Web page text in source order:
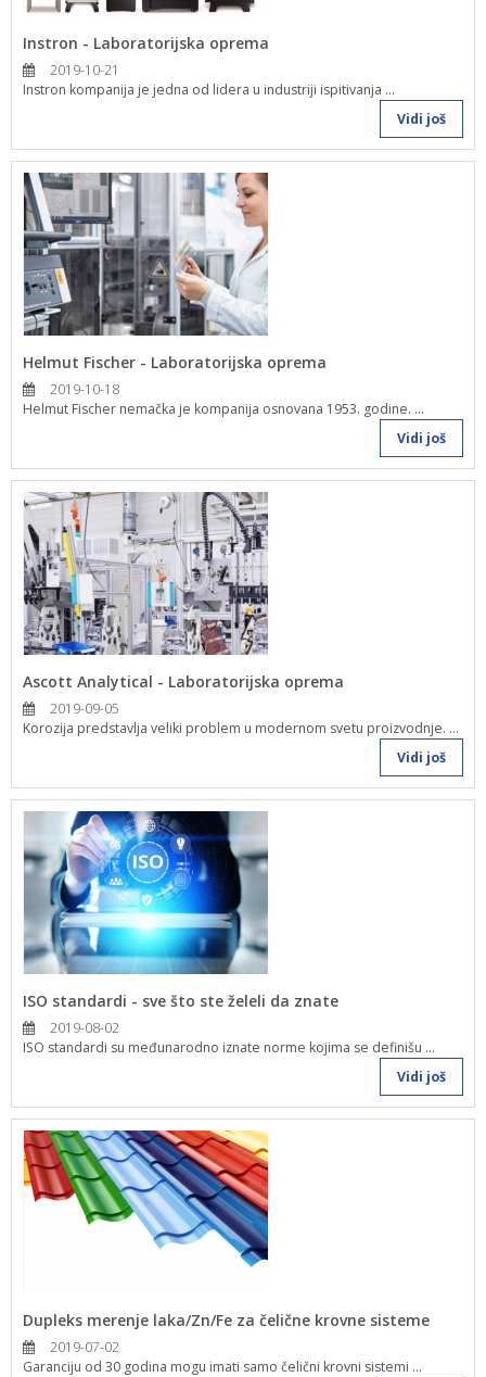
Instron - Laboratorijska oprema
2019-10-21
Instron kompanija je jedna od lidera u industriji ispitivanja ...
Vidi još
Helmut Fischer - Laboratorijska oprema
2019-10-18
Helmut Fischer nemačka je kompanija osnovana 1953. godine. ...
Vidi još
Ascott Analytical - Laboratorijska oprema
2019-09-05
Korozija predstavlja veliki problem u modernom svetu proizvodnje. ...
Vidi još
ISO standardi - sve što ste želeli da znate
2019-08-02
ISO standardi su međunarodno iznate norme kojima se definišu ...
Vidi još
Dupleks merenje laka/Zn/Fe za čelične krovne sisteme
2019-07-02
Garanciju od 30 godina mogu imati samo čelični krovni sistemi ...